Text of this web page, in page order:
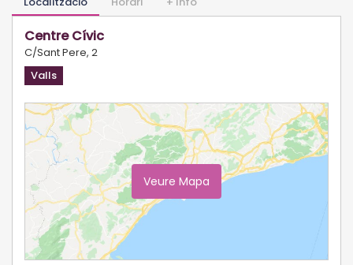
Centre Cívic
C/Sant Pere, 2
Valls
Veure Mapa